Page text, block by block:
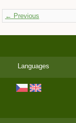
← Previous
Languages